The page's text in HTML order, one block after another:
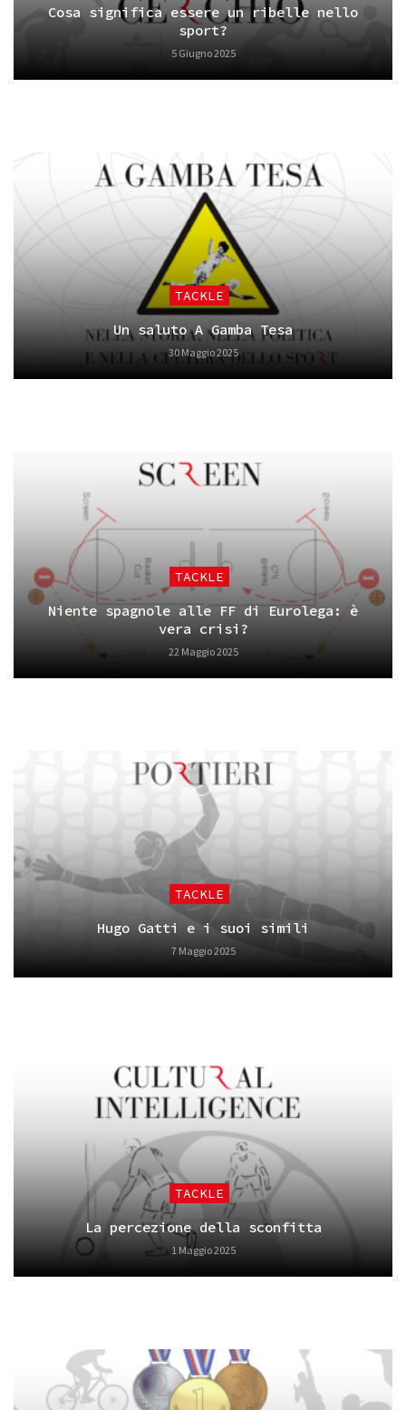
Cosa significa essere un ribelle nello
sport?
5 Giugno 2025
TACKLE
Un saluto A Gamba Tesa
30 Maggio 2025
TACKLE
Niente spagnole alle FF di Eurolega: è
vera crisi?
22 Maggio 2025
TACKLE
Hugo Gatti e i suoi simili
7 Maggio 2025
TACKLE
La percezione della sconfitta
1 Maggio 2025